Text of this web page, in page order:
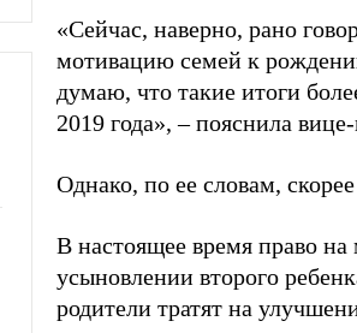
«Сейчас, наверно, рано
мотивацию семей к
думаю, что такие итоги
2019 года», – пояснила
Однако, по ее словам,
В настоящее время право
усыновлении второго
родители тратят на